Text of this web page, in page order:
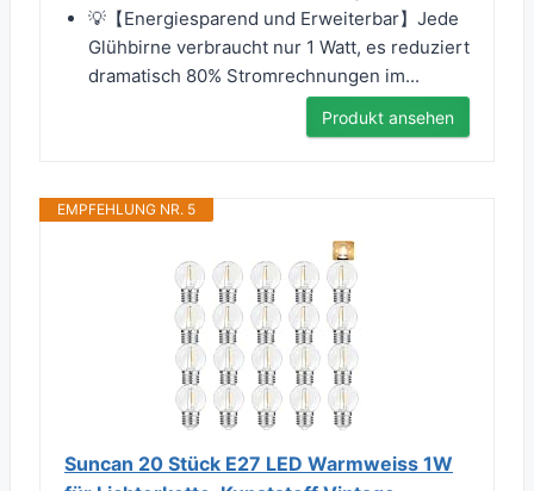
💡【Energiesparend und Erweiterbar】Jede
Glühbirne verbraucht nur 1 Watt, es reduziert
dramatisch 80% Stromrechnungen im...
Produkt ansehen
EMPFEHLUNG NR. 5
Suncan 20 Stück E27 LED Warmweiss 1W